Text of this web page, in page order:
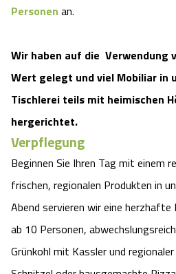
Personen an.
Wir haben auf die Verwendung
Wert gelegt und viel Mobiliar in
Tischlerei teils mit heimischen
hergerichtet.
Verpflegung
Beginnen Sie Ihren Tag mit einem
frischen, regionalen Produkten in
Abend servieren wir eine
ab 10 Personen,
Grünkohl mit Kassler und